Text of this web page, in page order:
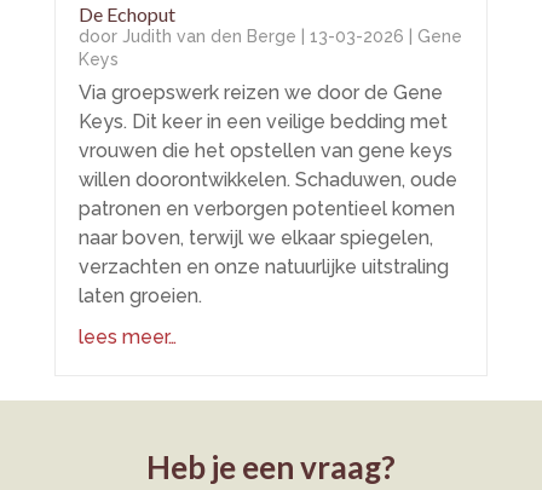
De Echoput
door Judith van den Berge 13-03-2026
Gene
Keys
Via groepswerk reizen we door de Gene
Keys. Dit keer in een veilige bedding met
vrouwen die het opstellen van gene keys
willen doorontwikkelen. Schaduwen, oude
patronen en verborgen potentieel komen
naar boven, terwijl we elkaar spiegelen,
verzachten en onze natuurlijke uitstraling
laten groeien.
lees meer…
Heb je een vraag?